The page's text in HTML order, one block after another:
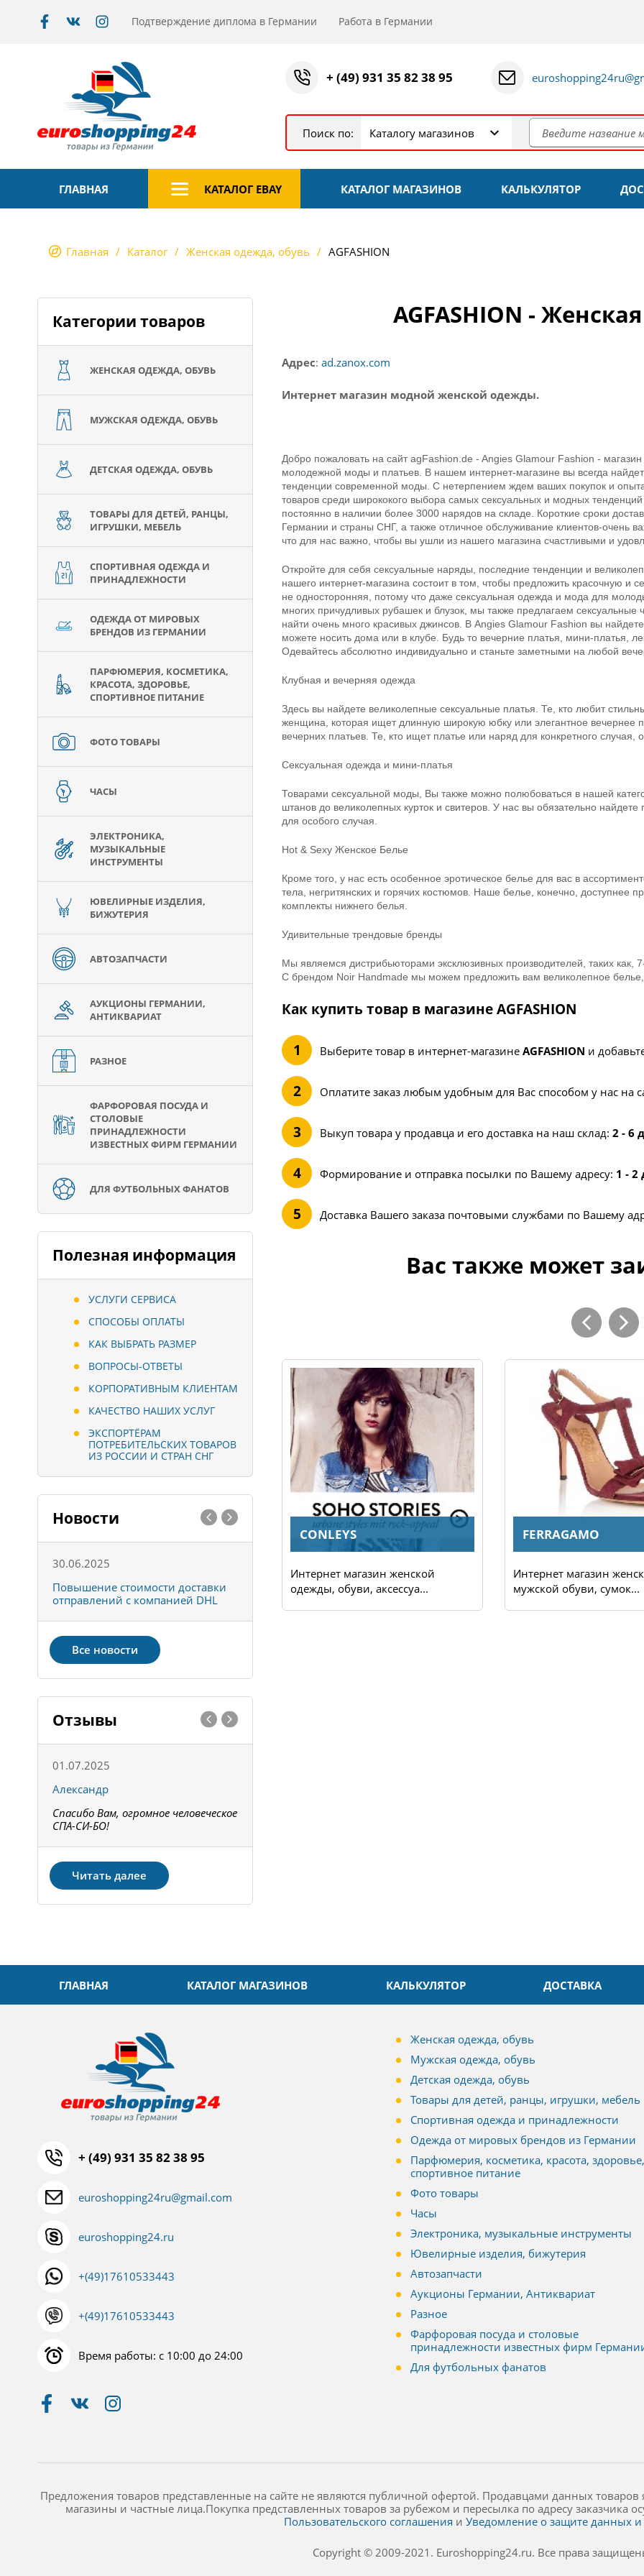
Подтверждение диплома в Германии Работа в Германии
+ (49) 931 35 82 38 95
Поиск по: Каталогу магазинов
ГЛАВНАЯ КАТАЛОГ EBAY КАТАЛОГ МАГАЗИНОВ КАЛЬКУЛЯТОР
Главная Каталог Женская одежда, обувь AGFASHION
Категории товаров
ЖЕНСКАЯ ОДЕЖДА, ОБУВЬ
МУЖСКАЯ ОДЕЖДА, ОБУВЬ
ДЕТСКАЯ ОДЕЖДА, ОБУВЬ
ТОВАРЫ ДЛЯ ДЕТЕЙ, РАНЦЫ,
ИГРУШКИ, МЕБЕЛЬ
СПОРТИВНАЯ ОДЕЖДА И
ПРИНАДЛЕЖНОСТИ
ОДЕЖДА ОТ МИРОВЫХ
БРЕНДОВ ИЗ ГЕРМАНИИ
ПАРФЮМЕРИЯ, КОСМЕТИКА,
КРАСОТА, ЗДОРОВЬЕ,
СПОРТИВНОЕ ПИТАНИЕ
ФОТО ТОВАРЫ
ЧАСЫ
ЭЛЕКТРОНИКА,
МУЗЫКАЛЬНЫЕ
ИНСТРУМЕНТЫ
ЮВЕЛИРНЫЕ ИЗДЕЛИЯ,
БИЖУТЕРИЯ
АВТОЗАПЧАСТИ
АУКЦИОНЫ ГЕРМАНИИ,
АНТИКВАРИАТ
РАЗНОЕ
ФАРФОРОВАЯ ПОСУДА И
СТОЛОВЫЕ
ПРИНАДЛЕЖНОСТИ
ИЗВЕСТНЫХ ФИРМ ГЕРМАНИИ
ДЛЯ ФУТБОЛЬНЫХ ФАНАТОВ
Полезная информация
УСЛУГИ СЕРВИСА
СПОСОБЫ ОПЛАТЫ
КАК ВЫБРАТЬ РАЗМЕР
ВОПРОСЫ-ОТВЕТЫ
КОРПОРАТИВНЫМ КЛИЕНТАМ
КАЧЕСТВО НАШИХ УСЛУГ
ЭКСПОРТЁРАМ
ПОТРЕБИТЕЛЬСКИХ ТОВАРОВ
ИЗ РОССИИ И СТРАН СНГ
Новости
30.06.2025
Повышение стоимости доставки
отправлений с компанией DHL
Товары которые запрещенны к
отправке из ЕС в Россию
Повышение стоимости
отправлений с компанией DHL
Все новости
Отзывы
01.07.2025
Александр
Спасибо Вам, огромное человеческое
СПА-СИ-БО!
Читать далее
AGFASHION -
Адрес: ad.zanox.com
Интернет магазин модной женской одежды.
Добро пожаловать на сайт agFashion.de - Angies Glamour Fashion - магазин
молодежной моды и платьев. В нашем интернет-магазине вы всегда
тенденции современной моды. С нетерпением ждем ваших покупок и
товаров среди ширококого выбора самых сексуальных и модных
постоянно в наличии более 3000 нарядов на складе. Короткие сроки
Германии и страны СНГ, а также отличное обслуживание клиентов-очень
что для нас важно, чтобы вы ушли из нашего магазина счастливыми и
Откройте для себя сексуальные наряды, последние тенденции и
нашего интернет-магазина состоит в том, чтобы предложить красочную
не односторонняя, потому что даже сексуальная одежда и мода для
многих причудливых рубашек и блузок, мы также предлагаем
найти очень много красивых джинсов. В Angies Glamour Fashion вы
можете носить дома или в клубе. Будь то вечерние платья, мини-платья,
Одевайтесь абсолютно индивидуально и станьте заметными на любой
Клубная и вечерняя одежда
Здесь вы найдете великолепные сексуальные платья. Те, кто любит
женщина, которая ищет длинную широкую юбку или элегантное вечернее
вечерних платьев. Те, кто ищет платье или наряд для конкретного случая,
Сексуальная одежда и мини-платья
Товарами сексуальной моды, Вы также можно полюбоваться в нашей
штанов до великолепных курток и свитеров. У нас вы обязательно
для особого случая.
Hot & Sexy Женское Белье
Кроме того, у нас есть особенное эротическое белье для вас в
тела, негритянских и горячих костюмов. Наше белье, конечно, доступнее
комплекты нижнего белья.
Удивительные трендовые бренды
Мы являемся дистрибьюторами эксклюзивных производителей, таких как,
С брендом Noir Handmade мы можем предложить вам великолепное
Как купить товар в магазине AGFASHION
Выберите товар в интернет-магазине AGFASHION и
Оплатите заказ любым удобным для Вас способом у нас на
Выкуп товара у продавца и его доставка на наш склад: 2 - 6
Формирование и отправка посылки по Вашему адресу: 1 - 2
Доставка Вашего заказа почтовыми службами по Вашему
Вас также может
одежды. Большой выбор....
CONLEYS
Интернет магазин женской
одежды, обуви, аксессуа...
FERRAGAMO
Интернет магазин
мужской обуви, сумок...
ГЛАВНАЯ КАТАЛОГ МАГАЗИНОВ КАЛЬКУЛЯТОР ДОСТАВКА
+ (49) 931 35 82 38 95
euroshopping24ru@gmail.com
euroshopping24.ru
+(49)17610533443
+(49)17610533443
Время работы: с 10:00 до 24:00
Женская одежда, обувь
Мужская одежда, обувь
Детская одежда, обувь
Товары для детей, ранцы, игрушки, мебель
Спортивная одежда и принадлежности
Одежда от мировых брендов из Германии
Парфюмерия, косметика, красота, здоровье,
спортивное питание
Фото товары
Часы
Электроника, музыкальные инструменты
Ювелирные изделия, бижутерия
Автозапчасти
Аукционы Германии, Антиквариат
Разное
Фарфоровая посуда и столовые
принадлежности известных фирм
Для футбольных фанатов
Предложения товаров представленные на сайте не являются публичной офертой. Продавцами данных
магазины и частные лица.Покупка представленных товаров за рубежом и пересылка по адресу заказчика
Пользовательского соглашения и Уведомление о защите данных и
Copyright © 2009-2021. Euroshopping24.ru. Все права